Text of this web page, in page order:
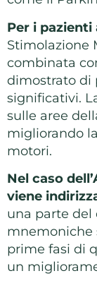
Per i
Stimolazione
combinata
dimostrato di
significativi.
sulle aree
migliorando
motori.
Nel caso
viene
una parte del
mnemoniche
prime fasi di
un